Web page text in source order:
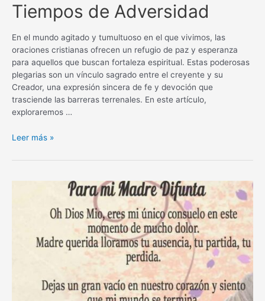
Tiempos de Adversidad
En el mundo agitado y tumultuoso en el que vivimos, las
oraciones cristianas ofrecen un refugio de paz y esperanza
para aquellos que buscan fortaleza espiritual. Estas poderosas
plegarias son un vínculo sagrado entre el creyente y su
Creador, una expresión sincera de fe y devoción que
trasciende las barreras terrenales. En este artículo,
exploraremos …
Oraciones
Fortaleza
Leer más »